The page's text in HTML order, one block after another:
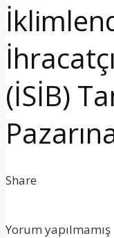
(İSİB)
Share
Yorum yapılmamış